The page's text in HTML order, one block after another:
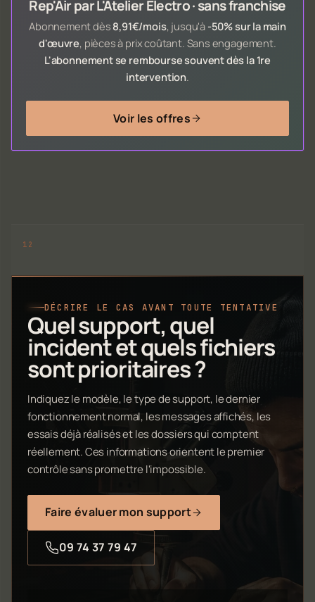
Rep'Air par L'Atelier Electro · sans franchise
Abonnement dès 8,91€/mois, jusqu'à -50% sur la main
d'œuvre, pièces à prix coûtant. Sans engagement.
L'abonnement se rembourse souvent dès la 1re
intervention.
Voir les offres
DÉCRIRE LE CAS AVANT TOUTE TENTATIVE
Quel support, quel
incident et quels fichiers
sont prioritaires ?
Indiquez le modèle, le type de support, le dernier
fonctionnement normal, les messages affichés, les
essais déjà réalisés et les dossiers qui comptent
réellement. Ces informations orientent le premier
contrôle sans promettre l'impossible.
Faire évaluer mon support
09 74 37 79 47